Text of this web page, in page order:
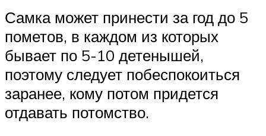
Самка может принести за год до 5
пометов, в каждом из которых
бывает по 5-10 детенышей,
поэтому следует побеспокоиться
заранее, кому потом придется
отдавать потомство.